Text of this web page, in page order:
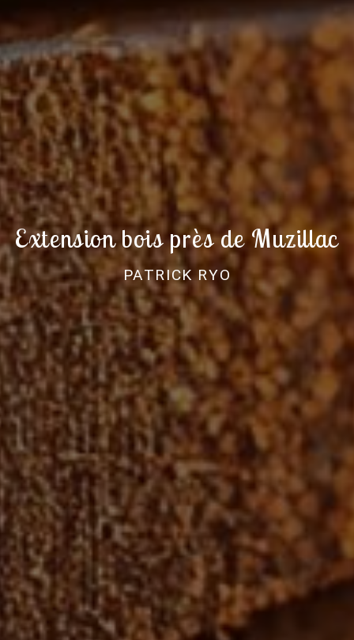
Extension bois près de Muzillac
PATRICK RYO